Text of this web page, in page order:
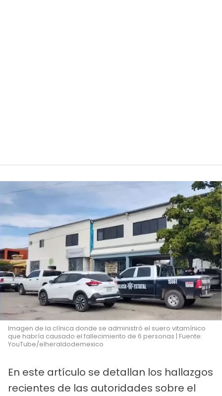
Imagen de la clínica donde se administró el suero vitamínico
que habría causado el fallecimiento de 6 personas | Fuente:
YouTube/elheraldodemexico
En este artículo se detallan los hallazgos
recientes de las autoridades sobre el